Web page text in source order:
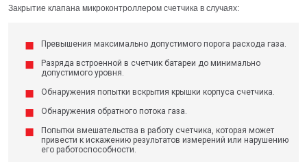
Закрытие клапана микроконтроллером счетчика в случаях:
Превышения максимально допустимого порога расхода газа.
Разряда встроенной в счетчик батареи до минимально
допустимого уровня.
Обнаружения попытки вскрытия крышки корпуса счетчика.
Обнаружения обратного потока газа.
Попытки вмешательства в работу счетчика, которая может
привести к искажению результатов измерений или нарушению
его работоспособности.